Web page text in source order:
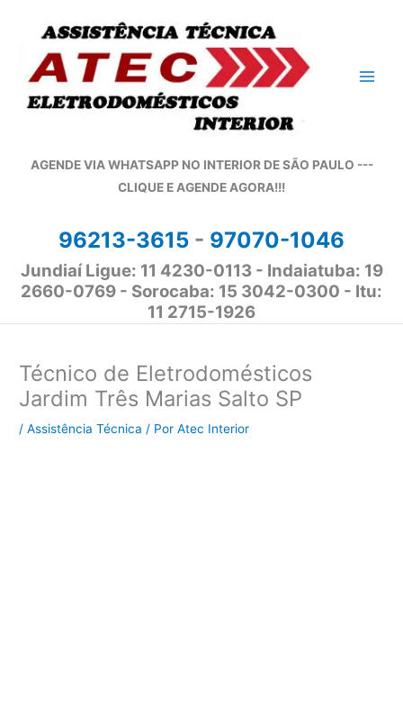
conteúdo
AGENDE VIA WHATSAPP NO INTERIOR DE SÃO PAULO ---
CLIQUE E AGENDE AGORA!!!
96213-3615 - 97070-1046
Jundiaí Ligue: 11 4230-0113 - Indaiatuba: 19
2660-0769 - Sorocaba: 15 3042-0300 - Itu:
11 2715-1926
Técnico de Eletrodomésticos
Jardim Três Marias Salto SP
/Assistência Técnica / PorAtec Interior